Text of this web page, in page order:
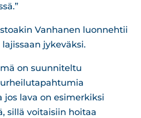
Vanhanen luonnehtii
jykeväksi.
on suunniteltu
jos lava on esimerkiksi
sillä voitaisiin hoitaa